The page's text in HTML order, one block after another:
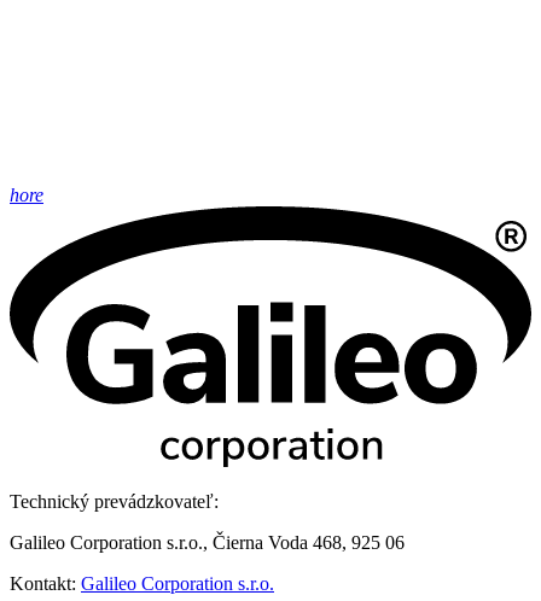
hore
Technický prevádzkovateľ:
Galileo Corporation s.r.o., Čierna Voda 468, 925 06
Kontakt: Galileo Corporation s.r.o.